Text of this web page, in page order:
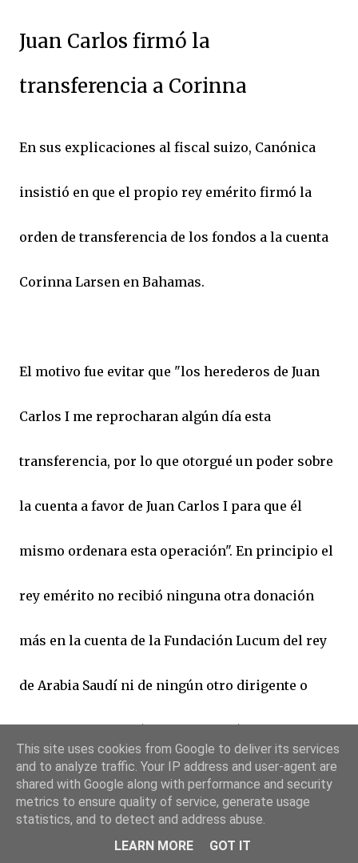
Juan Carlos firmó la
transferencia a Corinna
En sus explicaciones al fiscal suizo, Canónica
insistió en que el propio rey emérito firmó la
orden de transferencia de los fondos a la cuenta
Corinna Larsen en Bahamas.
El motivo fue evitar que "los herederos de Juan
Carlos I me reprocharan algún día esta
transferencia, por lo que otorgué un poder sobre
la cuenta a favor de Juan Carlos I para que él
mismo ordenara esta operación". En principio el
rey emérito no recibió ninguna otra donación
más en la cuenta de la Fundación Lucum del rey
de Arabia Saudí ni de ningún otro dirigente o
monarca. Pero según la declaración de Arturo
Fasana al fiscal, en tal cuenta figura un ingreso
de 1,9 millones de dólares efectuado en abril de
This site uses cookies from Google to deliver its services
and to analyze traffic. Your IP address and user-agent are
shared with Google along with performance and security
metrics to ensure quality of service, generate usage
statistics, and to detect and address abuse.
LEARN MORE
GOT IT